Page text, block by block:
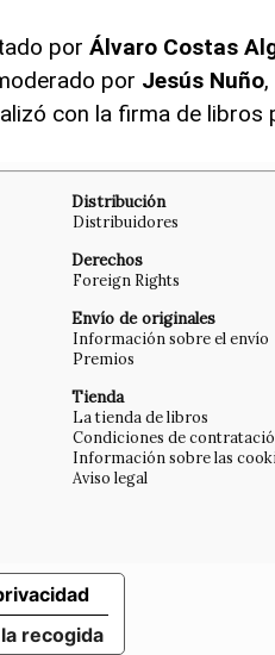
por Álvaro Costas
por Jesús Nuño
con la firma de
Distribución
Distribuidores
Derechos
Foreign Rights
Envío de originales
Información sobre el envío
Premios
Tienda
La tienda de libros
Condiciones de
Información sobre las
Aviso legal
recogida